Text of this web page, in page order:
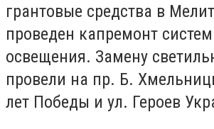
грантовые средства в
проведен капремонт
освещения. Замену
провели на пр. Б.
лет Победы и ул. Героев